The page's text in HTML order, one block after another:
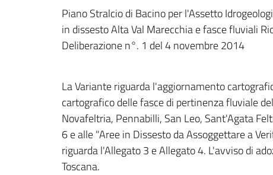
Piano Stralcio di Bacino per l'Assetto
in dissesto Alta Val Marecchia e fasce fluviali
Deliberazione n°. 1 del 4 novembre 2014
La Variante riguarda l'aggiornamento
cartografico delle fasce di pertinenza fluviale
Novafeltria, Pennabilli, San Leo, Sant'Agata
6 e alle "Aree in Dissesto da Assoggettare a
riguarda l'Allegato 3 e Allegato 4. L'avviso di
Toscana.